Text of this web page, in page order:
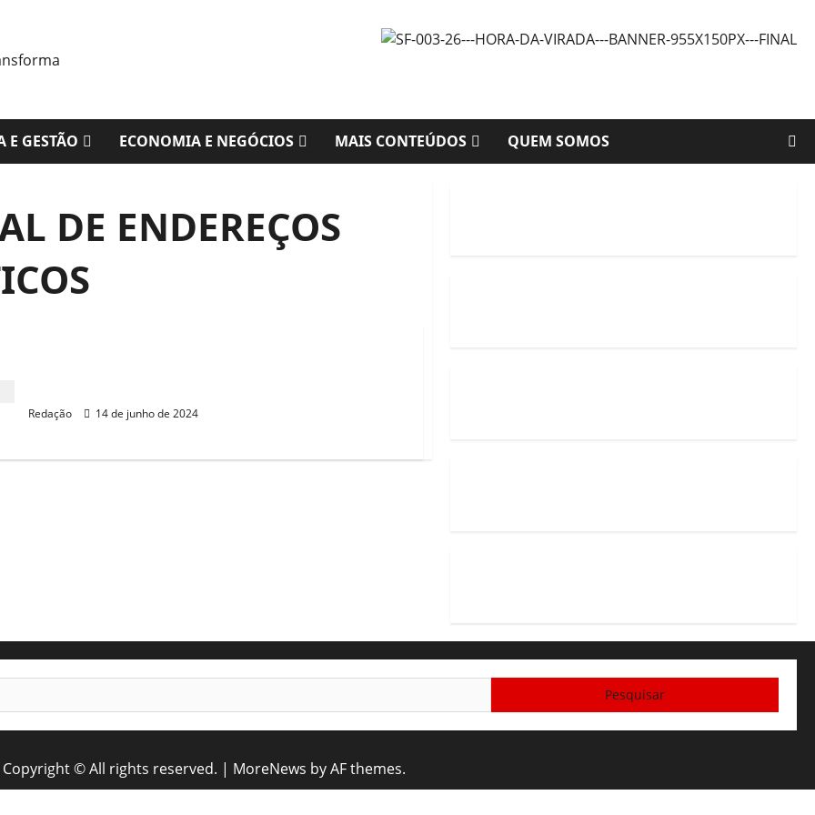
E GESTÃO ECONOMIA E NEGÓCIOS MAIS CONTEÚDOS QUEM SOMOS
DE ENDEREÇOS
Redação 14 de junho de 2024
Copyright © All rights reserved. | MoreNews by AF themes.